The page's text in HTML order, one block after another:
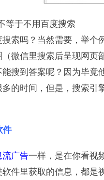
等于不用百度搜索
索吗？当然需要，举个
微信里搜索后呈现网页
搜到答案呢？因为毕竟
的时间，但是，搜索引
件
流广告一样，是在你看视
件里获取的信息，都是